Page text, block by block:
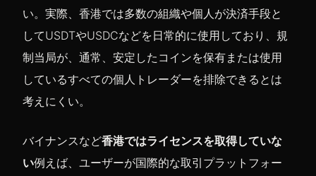
い。実際、香港では多数の組織や個人が決済手段と
してUSDTやUSDCなどを日常的に使用しており、規
制当局が、通常、安定したコインを保有または使用
しているすべての個人トレーダーを排除できるとは
考えにくい。
バイナンスなど香港ではライセンスを取得していな
い例えば、ユーザーが国際的な取引プラットフォー